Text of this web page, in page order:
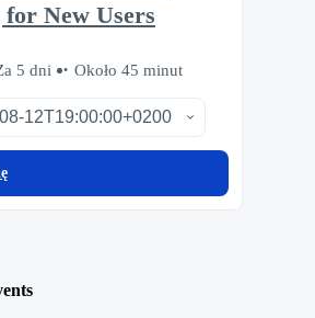
New Users
5 dni Około 45 minut